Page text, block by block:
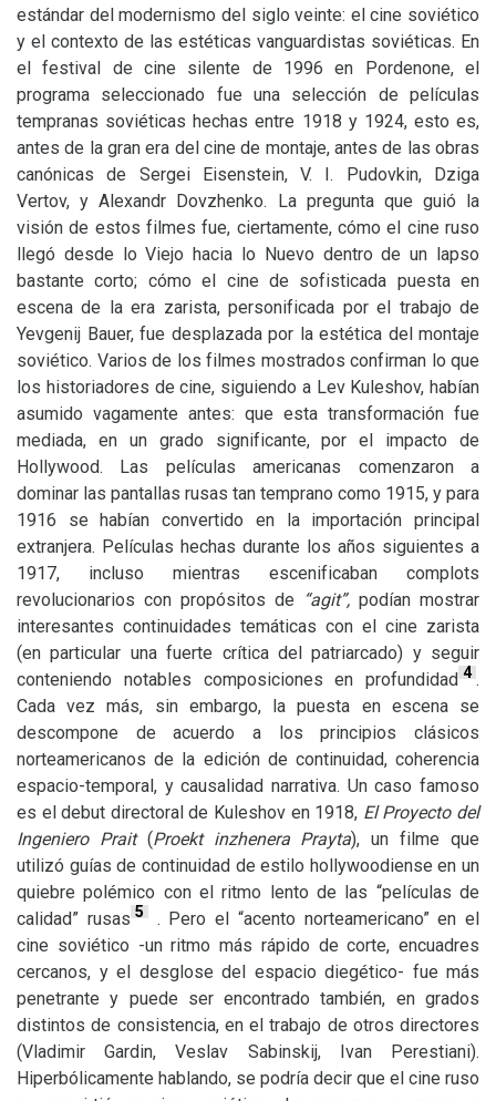
estándar del modernismo del siglo veinte: el cine soviético
y el contexto de las estéticas vanguardistas soviéticas. En
el festival de cine silente de 1996 en Pordenone, el
programa seleccionado fue una selección de películas
tempranas soviéticas hechas entre 1918 y 1924, esto es,
antes de la gran era del cine de montaje, antes de las obras
canónicas de Sergei Eisenstein,V. I. Pudovkin, Dziga
Vertov, y Alexandr Dovzhenko. La pregunta que guió la
visión de estos filmes fue, ciertamente, cómo el cine ruso
llegó desde lo Viejo hacia lo Nuevo dentro de un lapso
bastante corto; cómo el cine de sofisticada puesta en
escena de la era zarista, personificada por el trabajo de
Yevgenij Bauer, fue desplazada por la estética del montaje
soviético. Varios de los filmes mostrados confirman lo que
los historiadores de cine, siguiendo a Lev Kuleshov, habían
asumido vagamente antes: que esta transformación fue
mediada, en un grado significante, por el impacto de
Hollywood. Las películas americanas comenzaron a
dominar las pantallas rusas tan temprano como 1915, y para
1916 se habían convertido en la importación principal
extranjera. Películas hechas durante los años siguientes a
1917, incluso mientras escenificaban complots
revolucionarios con propósitos de
“agit”, podían mostrar
interesantes continuidades temáticas con el cine zarista
(en particular una fuerte crítica del patriarcado) y seguir
conteniendo notables composiciones en profundidad 4 .
Cada vez más, sin embargo, la puesta en escena se
descompone de acuerdo a los principios clásicos
norteamericanos de la edición de continuidad, coherencia
espacio-temporal, y causalidad narrativa. Un caso famoso
es el debut directoral de Kuleshov en 1918, El Proyecto del
Ingeniero Prait (Proekt inzhenera Prayta), un filme que
utilizó guías de continuidad de estilo hollywoodiense en un
quiebre polémico con el ritmo lento de las “películas de
calidad” rusas 5 . Pero el “acento norteamericano” en el
cine soviético -un ritmo más rápido de corte, encuadres
cercanos, y el desglose del espacio diegético- fue más
penetrante y puede ser encontrado también, en grados
distintos de consistencia, en el trabajo de otros directores
(Vladimir Gardin, Veslav Sabinskij, Ivan Perestiani).
Hiperbólicamente hablando, se podría decir que el cine ruso